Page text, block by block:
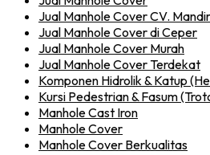
Jual Manhole Cover CV.
Jual Manhole Cover di Ceper
Jual Manhole Cover Murah
Jual Manhole Cover Terdekat
Komponen Hidrolik & Katup
Kursi Pedestrian & Fasum
Manhole Cast Iron
Manhole Cover
Manhole Cover Berkualitas